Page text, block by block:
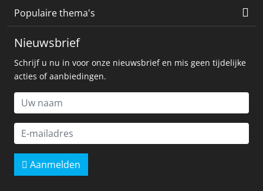
Populaire thema's
Nieuwsbrief
Schrijf u nu in voor onze nieuwsbrief en mis geen tijdelijke
acties of aanbiedingen.
Aanmelden